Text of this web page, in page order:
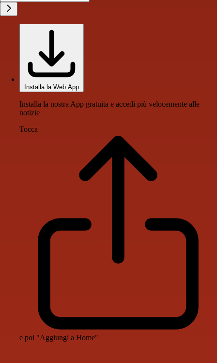
Installa la Web App
Installa la nostra App gratuita e accedi più velocemente alle
notizie
Tocca
e poi "Aggiungi a Home"